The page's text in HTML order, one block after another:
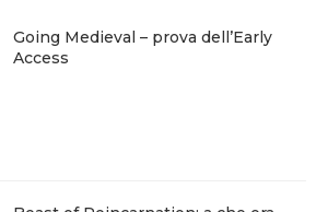
Going Medieval – prova dell’Early
Access